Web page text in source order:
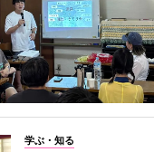
学ぶ・知る